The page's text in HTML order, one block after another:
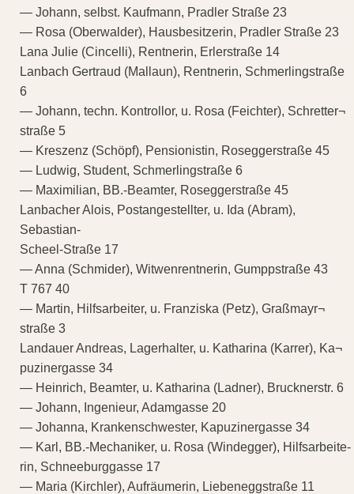
— Johann, selbst. Kaufmann, Pradler Straße 23
— Rosa (Oberwalder), Hausbesitzerin, Pradler Straße 23
Lana Julie (Cincelli), Rentnerin, Erlerstraße 14
Lanbach Gertraud (Mallaun), Rentnerin, Schmerlingstraße
6
— Johann, techn. Kontrollor, u. Rosa (Feichter), Schretter¬
straße 5
— Kreszenz (Schöpf), Pensionistin, Roseggerstraße 45
— Ludwig, Student, Schmerlingstraße 6
— Maximilian, BB.-Beamter, Roseggerstraße 45
Lanbacher Alois, Postangestellter, u. Ida (Abram),
Sebastian-
Scheel-Straße 17
— Anna (Schmider), Witwenrentnerin, Gumppstraße 43
T 767 40
— Martin, Hilfsarbeiter, u. Franziska (Petz), Graßmayr¬
straße 3
Landauer Andreas, Lagerhalter, u. Katharina (Karrer), Ka¬
puzinergasse 34
— Heinrich, Beamter, u. Katharina (Ladner), Brucknerstr. 6
— Johann, Ingenieur, Adamgasse 20
— Johanna, Krankenschwester, Kapuzinergasse 34
— Karl, BB.-Mechaniker, u. Rosa (Windegger), Hilfsarbeite-
rin, Schneeburggasse 17
— Maria (Kirchler), Aufräumerin, Liebeneggstraße 11